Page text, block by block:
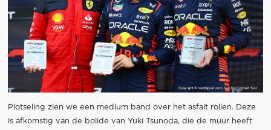
Plotseling zien we een medium band over het asfalt rollen. Deze
is afkomstig van de bolide van Yuki Tsunoda, die de muur heeft